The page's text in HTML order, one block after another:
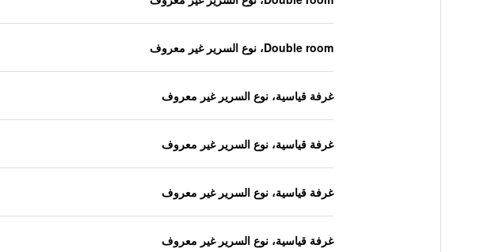
Double room، نوع السرير غير معروف
غرفة قياسية، نوع السرير غير معروف
غرفة قياسية، نوع السرير غير معروف
غرفة قياسية، نوع السرير غير معروف
غرفة قياسية، نوع السرير غير معروف